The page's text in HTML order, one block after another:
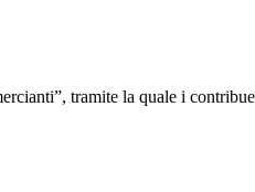
tramite la quale i